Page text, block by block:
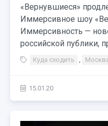
«Вернувшиеся»
Иммерсивное шоу
Иммерсивность —
российской публики,
Куда сходить ,
15.01.20